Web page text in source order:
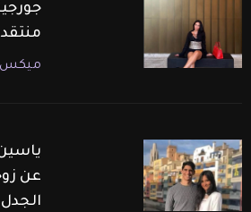
ميكس
عن
الجدل